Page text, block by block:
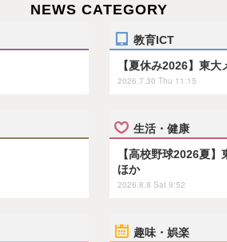
NEWS CATEGORY
教育ICT
【夏休み2026】東
2026.7.30 Thu 11:15
生活・健康
【高校野球2026夏
ほか
2026.8.8 Sat 9:52
趣味・娯楽